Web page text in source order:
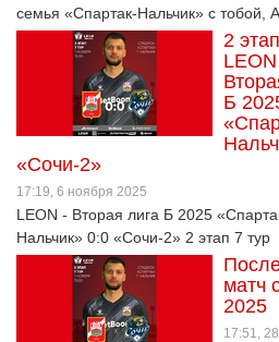
семья «Спартак-Нальчик» с тобой,
2
Б
«Сочи-2»
17:19, 6 ноября 2025
LEON - Вторая лига Б 2025
Нальчик» 0:0 «Сочи-2» 2 этап 7 тур
матч
2025
17:51,